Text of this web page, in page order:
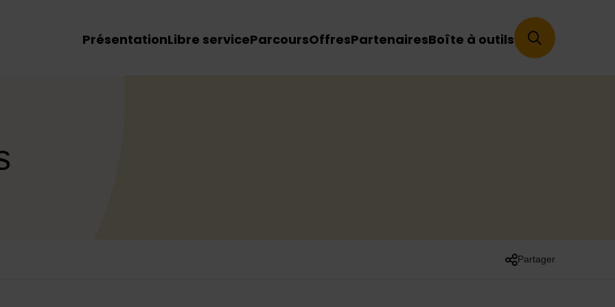
PrésentationLibre serviceParcoursOffresPartenairesBoîte à outils
Liste des liens de
Partager